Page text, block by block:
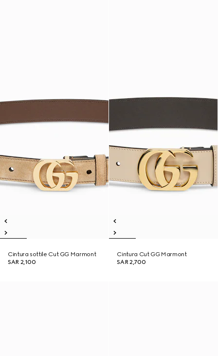
Cintura sottile Cut GG Marmont
SAR 2,100
Cintura Cut GG Marmont
SAR 2,700